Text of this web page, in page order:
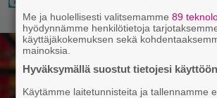
Me ja huolellisesti valitsemamme89
hyödynnämme henkilötietoja
käyttäjäkokemuksen sekä
mainoksia.
Hyväksymällä suostut tietojesi
Käytämme laitetunnisteita ja tallennamme